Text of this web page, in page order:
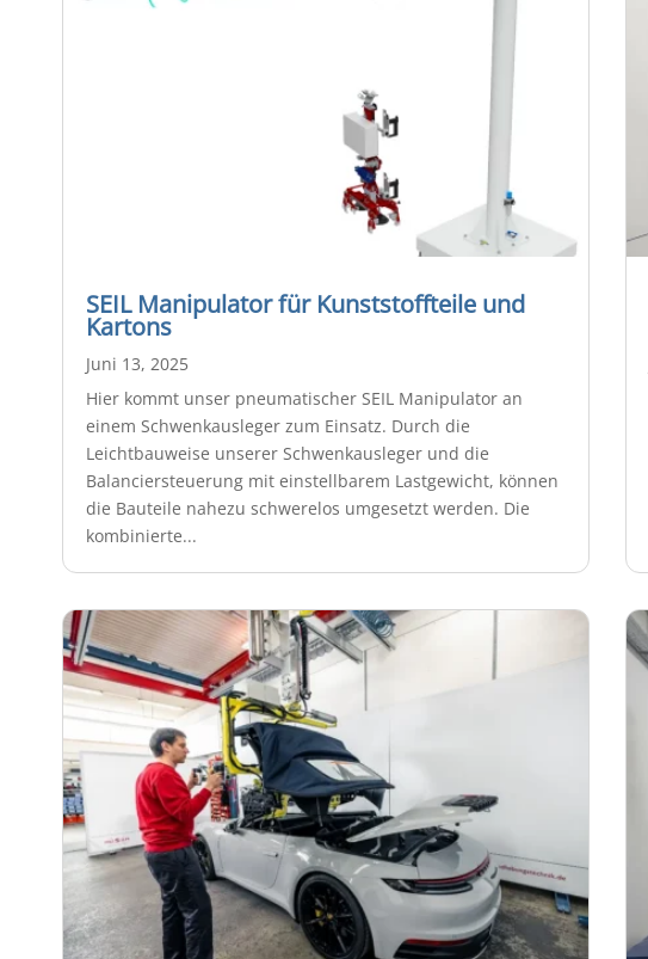
SEIL Manipulator für Kunststoffteile und
Kartons
Juni 13, 2025
Hier kommt unser pneumatischer SEIL Manipulator an
einem Schwenkausleger zum Einsatz. Durch die
Leichtbauweise unserer Schwenkausleger und die
Balanciersteuerung mit einstellbarem Lastgewicht, können
die Bauteile nahezu schwerelos umgesetzt werden. Die
kombinierte...